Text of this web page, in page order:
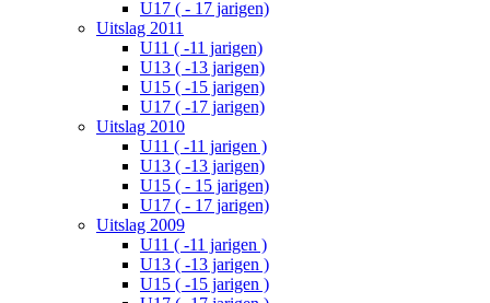
U17 ( - 17 jarigen)
Uitslag 2011
U11 ( -11 jarigen)
U13 ( -13 jarigen)
U15 ( -15 jarigen)
U17 ( -17 jarigen)
Uitslag 2010
U11 ( -11 jarigen )
U13 ( -13 jarigen)
U15 ( - 15 jarigen)
U17 ( - 17 jarigen)
Uitslag 2009
U11 ( -11 jarigen )
U13 ( -13 jarigen )
U15 ( -15 jarigen )